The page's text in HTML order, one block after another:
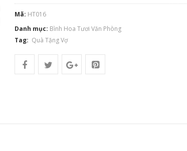
Mã: HT016
Danh mục: Bình Hoa Tươi Văn Phòng
Tag: Quà Tặng Vợ